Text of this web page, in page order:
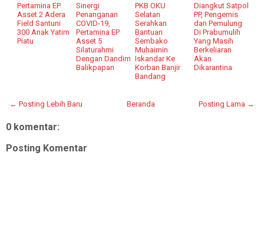
Pertamina EP
Asset 2 Adera
Field Santuni
300 Anak Yatim
Piatu
Sinergi
Penanganan
COVID-19,
Pertamina EP
Asset 5
Silaturahmi
Dengan Dandim
Balikpapan
PKB OKU
Selatan
Serahkan
Bantuan
Sembako
Muhaimin
Iskandar Ke
Korban Banjir
Bandang
Diangkut Satpol
PP, Pengemis
dan Pemulung
Di Prabumulih
Yang Masih
Berkeliaran
Akan
Dikarantina
← Posting Lebih Baru Posting Lama →
Beranda
0 komentar:
Posting Komentar